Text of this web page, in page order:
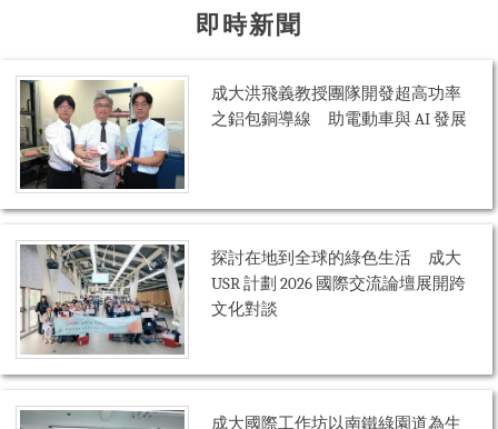
即時新聞
成大洪飛義教授團隊開發超高功率
之鋁包銅導線 助電動車與 AI 發展
探討在地到全球的綠色生活 成大
USR 計劃 2026 國際交流論壇展開跨
文化對談
成大國際工作坊以南鐵綠園道為生